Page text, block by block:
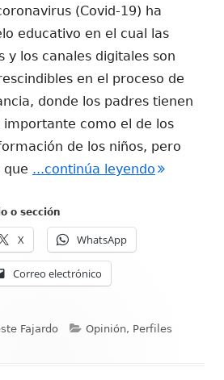
(Covid-19) ha
educativo en el cual las
y los canales digitales son
en el proceso de
donde los padres tienen
importante como el de los
de los niños, pero
que ...continúa leyendo
o sección
X WhatsApp
Correo electrónico
Fajardo Categorías
Opinión, Perfiles